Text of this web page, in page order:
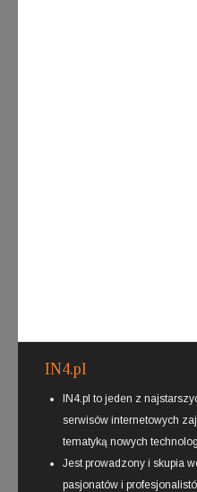
IN4.pl
IN4.pl to jeden z
serwisów internetowych
tematyką nowych
Jest prowadzony i skupia
pasjonatów i